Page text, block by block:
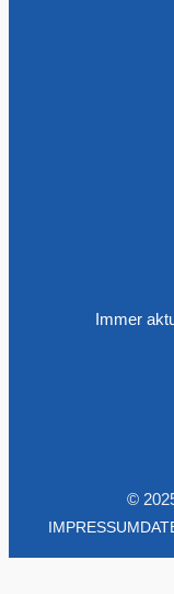
Immer
©
IMPRESSUM